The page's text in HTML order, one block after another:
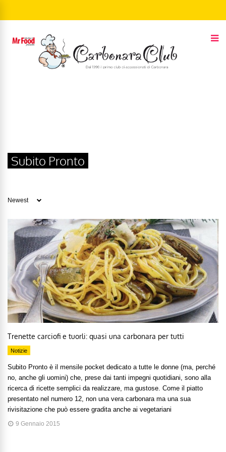
Subito Pronto
Trenette carciofi e tuorli: quasi una carbonara per tutti
Notizie
Subito Pronto è il mensile pocket dedicato a tutte le donne (ma, perché
no, anche gli uomini) che, prese dai tanti impegni quotidiani, sono alla
ricerca di ricette semplici da realizzare, ma gustose. Come il piatto
presentato nel numero 12, non una vera carbonara ma una sua
rivisitazione che può essere gradita anche ai vegetariani
9 Gennaio 2015